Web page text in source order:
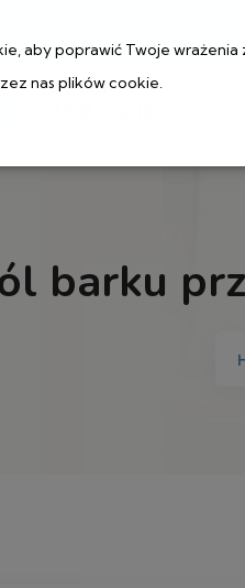
barku
aby poprawić Twoje
nas plików cookie.